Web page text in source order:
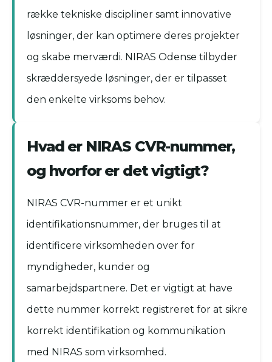
række tekniske discipliner samt innovative
løsninger, der kan optimere deres projekter
og skabe merværdi. NIRAS Odense tilbyder
skræddersyede løsninger, der er tilpasset
den enkelte virksoms behov.
Hvad er NIRAS CVR-nummer,
og hvorfor er det vigtigt?
NIRAS CVR-nummer er et unikt
identifikationsnummer, der bruges til at
identificere virksomheden over for
myndigheder, kunder og
samarbejdspartnere. Det er vigtigt at have
dette nummer korrekt registreret for at sikre
korrekt identifikation og kommunikation
med NIRAS som virksomhed.